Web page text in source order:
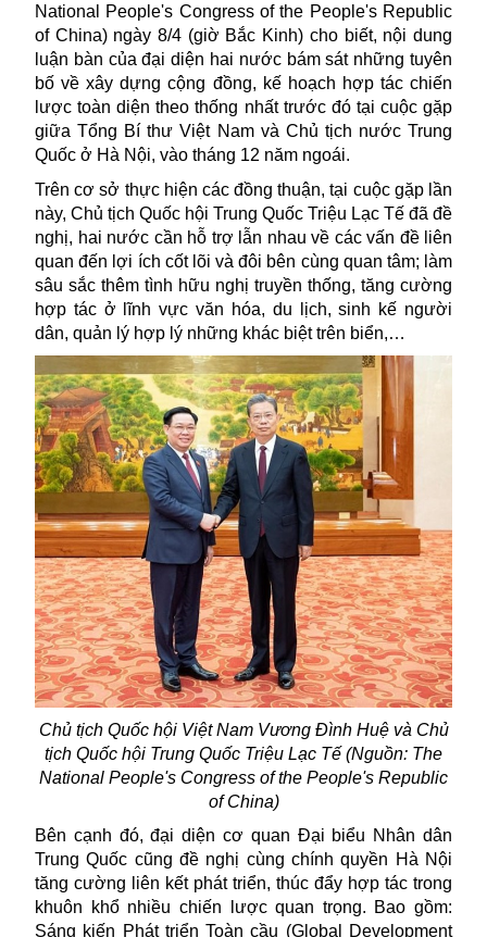
National People's Congress of the People's Republic
of China) ngày 8/4 (giờ Bắc Kinh) cho biết, nội dung
luận bàn của đại diện hai nước bám sát những tuyên
bố về xây dựng cộng đồng, kế hoạch hợp tác chiến
lược toàn diện theo thống nhất trước đó tại cuộc gặp
giữa Tổng Bí thư Việt Nam và Chủ tịch nước Trung
Quốc ở Hà Nội, vào tháng 12 năm ngoái.
Trên cơ sở thực hiện các đồng thuận, tại cuộc gặp lần
này, Chủ tịch Quốc hội Trung Quốc Triệu Lạc Tế đã đề
nghị, hai nước cần hỗ trợ lẫn nhau về các vấn đề liên
quan đến lợi ích cốt lõi và đôi bên cùng quan tâm; làm
sâu sắc thêm tình hữu nghị truyền thống, tăng cường
hợp tác ở lĩnh vực văn hóa, du lịch, sinh kế người
dân, quản lý hợp lý những khác biệt trên biển,…
Chủ tịch Quốc hội Việt Nam Vương Đình Huệ và Chủ
tịch Quốc hội Trung Quốc Triệu Lạc Tế (Nguồn: The
National People's Congress of the People's Republic
of China)
Bên cạnh đó, đại diện cơ quan Đại biểu Nhân dân
Trung Quốc cũng đề nghị cùng chính quyền Hà Nội
tăng cường liên kết phát triển, thúc đẩy hợp tác trong
khuôn khổ nhiều chiến lược quan trọng. Bao gồm:
Sáng kiến Phát triển Toàn cầu (Global Development